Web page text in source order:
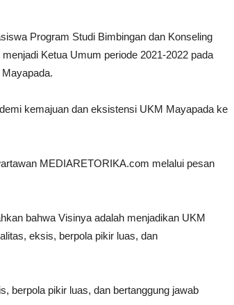
Program Studi Bimbingan dan Konseling
Ketua Umum periode 2021-2022 pada
kemajuan dan eksistensi UKM Mayapada ke
MEDIARETORIKA.com melalui pesan
bahwa Visinya adalah menjadikan UKM
eksis, berpola pikir luas, dan
berpola pikir luas, dan bertanggung jawab